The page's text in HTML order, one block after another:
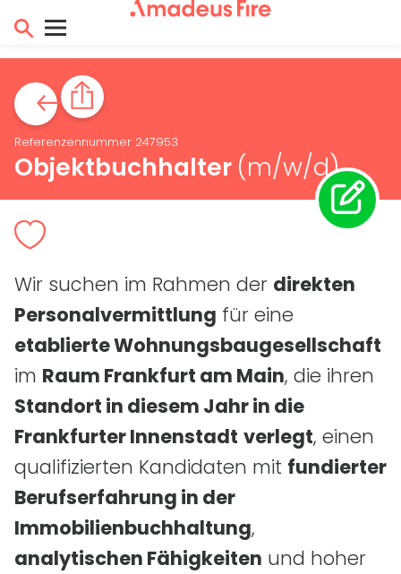
Referenzennummer 247953
Objektbuchhalter (m/w/d)
Wir suchen im Rahmen der direkten
Personalvermittlung für eine
etablierte Wohnungsbaugesellschaft
im Raum Frankfurt am Main, die ihren
Standort in diesem Jahr in die
Frankfurter Innenstadt verlegt, einen
qualifizierten Kandidaten mit fundierter
Berufserfahrung in der
Immobilienbuchhaltung,
analytischen Fähigkeiten und hoher